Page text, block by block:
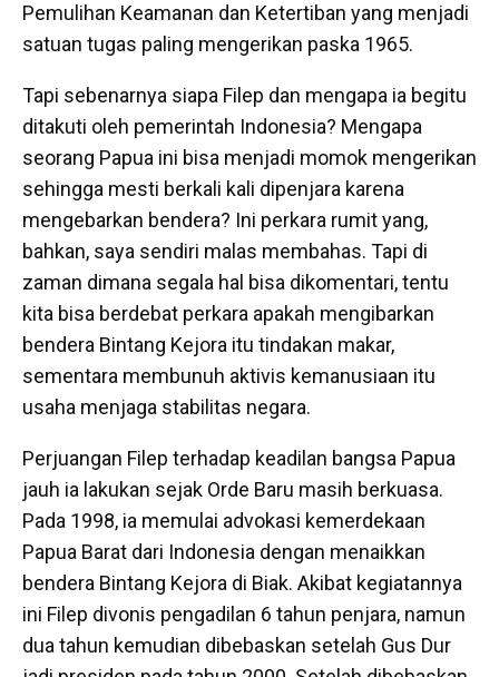
Pemulihan Keamanan dan Ketertiban yang menjadi
satuan tugas paling mengerikan paska 1965.
Tapi sebenarnya siapa Filep dan mengapa ia begitu
ditakuti oleh pemerintah Indonesia? Mengapa
seorang Papua ini bisa menjadi momok mengerikan
sehingga mesti berkali kali dipenjara karena
mengebarkan bendera? Ini perkara rumit yang,
bahkan, saya sendiri malas membahas. Tapi di
zaman dimana segala hal bisa dikomentari, tentu
kita bisa berdebat perkara apakah mengibarkan
bendera Bintang Kejora itu tindakan makar,
sementara membunuh aktivis kemanusiaan itu
usaha menjaga stabilitas negara.
Perjuangan Filep terhadap keadilan bangsa Papua
jauh ia lakukan sejak Orde Baru masih berkuasa.
Pada 1998, ia memulai advokasi kemerdekaan
Papua Barat dari Indonesia dengan menaikkan
bendera Bintang Kejora di Biak. Akibat kegiatannya
ini Filep divonis pengadilan 6 tahun penjara, namun
dua tahun kemudian dibebaskan setelah Gus Dur